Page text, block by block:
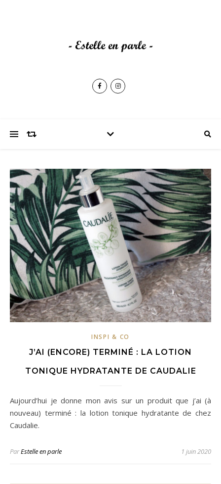
INSPI & CO
J’AI (ENCORE) TERMINÉ : LA LOTION
TONIQUE HYDRATANTE DE CAUDALIE
Aujourd’hui je donne mon avis sur un produit que j’ai (à
nouveau) terminé : la lotion tonique hydratante de chez
Caudalie.
ParEstelle en parle 1 juin 2020